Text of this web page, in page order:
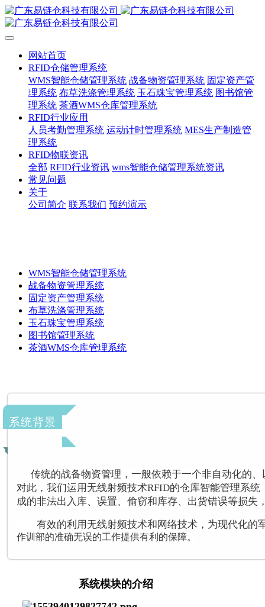
网站首页
RFID仓储管理系统
WMS智能仓储管理系统 战备物资管理系统 固定资产管
理系统 布草洗涤管理系统 玉石珠宝管理系统 图书馆管
理系统 茶酒WMS仓库管理系统
RFID行业应用
人员考勤管理系统 运动计时管理系统 MES生产制造管
理系统
RFID物联资讯
全部 RFID行业资讯 wms智能仓储管理系统资讯
常见问题
关于
公司简介 联系我们 预约演示
WMS智能仓储管理系统
战备物资管理系统
固定资产管理系统
布草洗涤管理系统
玉石珠宝管理系统
图书馆管理系统
茶酒WMS仓库管理系统
系统背景
传统的战备物资管理，一般依赖于一个非自动化的
对此，我们运用无线射频技术RFID的仓库智能管理系
成的非法出入库、误置、偷窃和库存、出货错误等损
有效的利用无线射频技术和网络技术，为现代化的
作训部的准确无误的工作提供有利的保障。
系统模块的介绍